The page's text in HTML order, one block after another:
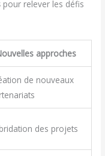
pour relever les défis
approches
de nouveaux
des projets